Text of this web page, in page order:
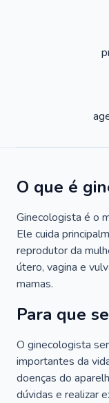
O que é
Ginecologista é o
Ele cuida
reprodutor da
útero, vagina e
mamas.
Para que
O ginecologista
importantes da
doenças do
dúvidas e realizar